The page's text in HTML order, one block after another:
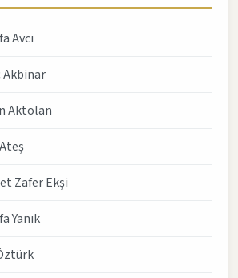
Avcı
Akbinar
Aktolan
Zafer Ekşi
Yanık